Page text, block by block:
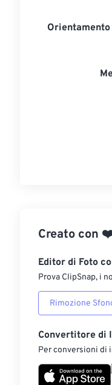
Creato con
Editor di Foto
Prova ClipSnap, i
Rimozione
Convertitore di
Per conversioni di